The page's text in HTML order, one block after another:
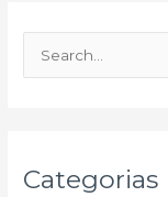
e
Categorias